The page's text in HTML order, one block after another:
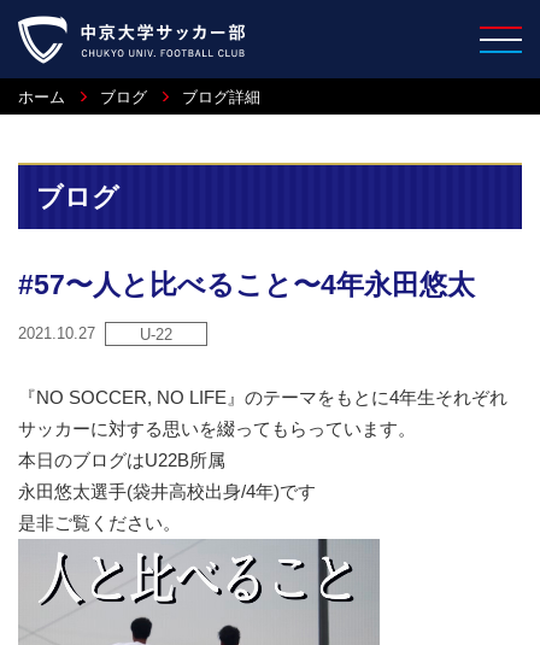
ホーム ブログ ブログ詳細
ブログ
#57〜人と比べること〜4年永田悠太
2021.10.27 U-22
『NO SOCCER, NO LIFE』のテーマをもとに4年生それぞれ
サッカーに対する思いを綴ってもらっています。
本日のブログはU22B所属
永田悠太選手(袋井高校出身/4年)です
是非ご覧ください。